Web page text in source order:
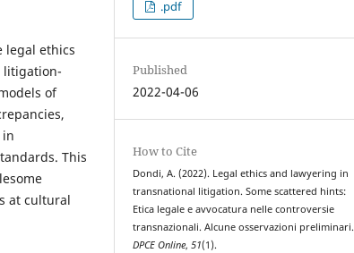
legal ethics
litigation-
of
This
at cultural
.pdf
Published
2022-04-06
How to Cite
Dondi, A. (2022). Legal ethics and lawyering in
transnational litigation. Some scattered hints:
Etica legale e avvocatura nelle controversie
transnazionali. Alcune osservazioni preliminari.
DPCE Online,51(1).